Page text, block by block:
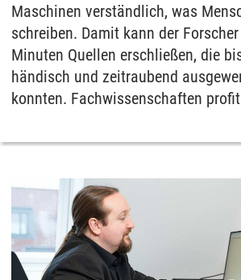
Maschinen verständlich, was
schreiben. Damit kann der
Minuten Quellen erschließen, die
händisch und zeitraubend
konnten. Fachwissenschaften